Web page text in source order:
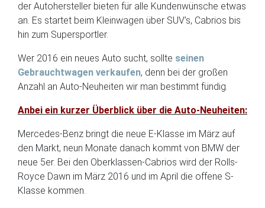
der Autohersteller bieten für alle Kundenwünsche etwas
an. Es startet beim Kleinwagen über SUV’s, Cabrios bis
hin zum Supersportler.
Wer 2016 ein neues Auto sucht, sollte seinen
Gebrauchtwagen verkaufen, denn bei der großen
Anzahl an Auto-Neuheiten wir man bestimmt fündig.
Anbei ein kurzer Überblick über die Auto-Neuheiten:
Mercedes-Benz bringt die neue E-Klasse im März auf
den Markt, neun Monate danach kommt von BMW der
neue 5er. Bei den Oberklassen-Cabrios wird der Rolls-
Royce Dawn im März 2016 und im April die offene S-
Klasse kommen.